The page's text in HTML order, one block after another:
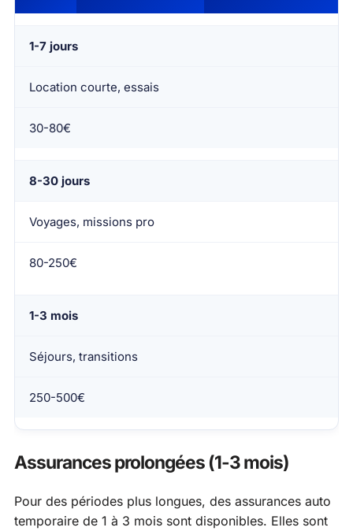
1-7 jours
Location courte, essais
30-80€
8-30 jours
Voyages, missions pro
80-250€
1-3 mois
Séjours, transitions
250-500€
Assurances prolongées (1-3 mois)
Pour des périodes plus longues, des assurances auto
temporaire de 1 à 3 mois sont disponibles. Elles sont